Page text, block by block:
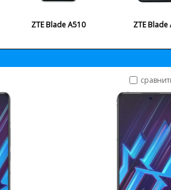
ZTE Blade A510 ZTE Blade